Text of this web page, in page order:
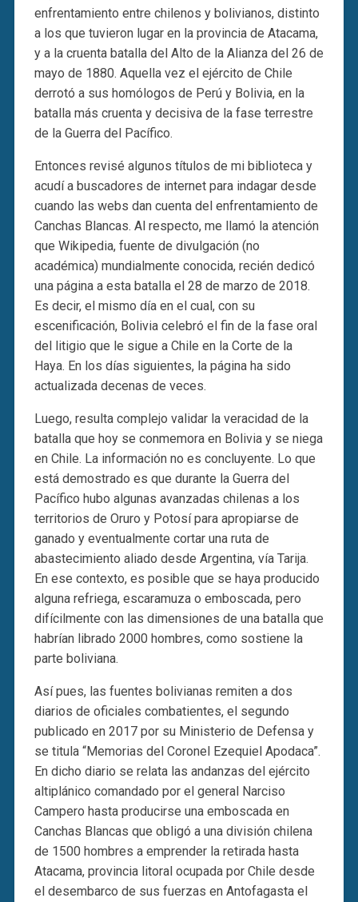
enfrentamiento entre chilenos y bolivianos, distinto
a los que tuvieron lugar en la provincia de Atacama,
y a la cruenta batalla del Alto de la Alianza del 26 de
mayo de 1880. Aquella vez el ejército de Chile
derrotó a sus homólogos de Perú y Bolivia, en la
batalla más cruenta y decisiva de la fase terrestre
de la Guerra del Pacífico.
Entonces revisé algunos títulos de mi biblioteca y
acudí a buscadores de internet para indagar desde
cuando las webs dan cuenta del enfrentamiento de
Canchas Blancas. Al respecto, me llamó la atención
que Wikipedia, fuente de divulgación (no
académica) mundialmente conocida, recién dedicó
una página a esta batalla el 28 de marzo de 2018.
Es decir, el mismo día en el cual, con su
escenificación, Bolivia celebró el fin de la fase oral
del litigio que le sigue a Chile en la Corte de la
Haya. En los días siguientes, la página ha sido
actualizada decenas de veces.
Luego, resulta complejo validar la veracidad de la
batalla que hoy se conmemora en Bolivia y se niega
en Chile. La información no es concluyente. Lo que
está demostrado es que durante la Guerra del
Pacífico hubo algunas avanzadas chilenas a los
territorios de Oruro y Potosí para apropiarse de
ganado y eventualmente cortar una ruta de
abastecimiento aliado desde Argentina, vía Tarija.
En ese contexto, es posible que se haya producido
alguna refriega, escaramuza o emboscada, pero
difícilmente con las dimensiones de una batalla que
habrían librado 2000 hombres, como sostiene la
parte boliviana.
Así pues, las fuentes bolivianas remiten a dos
diarios de oficiales combatientes, el segundo
publicado en 2017 por su Ministerio de Defensa y
se titula “Memorias del Coronel Ezequiel Apodaca”.
En dicho diario se relata las andanzas del ejército
altiplánico comandado por el general Narciso
Campero hasta producirse una emboscada en
Canchas Blancas que obligó a una división chilena
de 1500 hombres a emprender la retirada hasta
Atacama, provincia litoral ocupada por Chile desde
el desembarco de sus fuerzas en Antofagasta el